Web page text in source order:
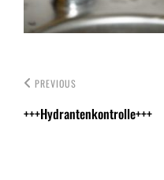
PREVIOUS
+++Hydrantenkontrolle+++